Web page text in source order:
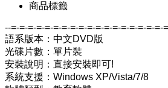
商品標籤
--=-=-=-=-=-=-=-=-=-=-=-=-=-=-=-=-=-
語系版本：中文DVD版
光碟片數：單片裝
安裝說明：直接安裝即可!
系統支援：Windows XP/Vista/7/8